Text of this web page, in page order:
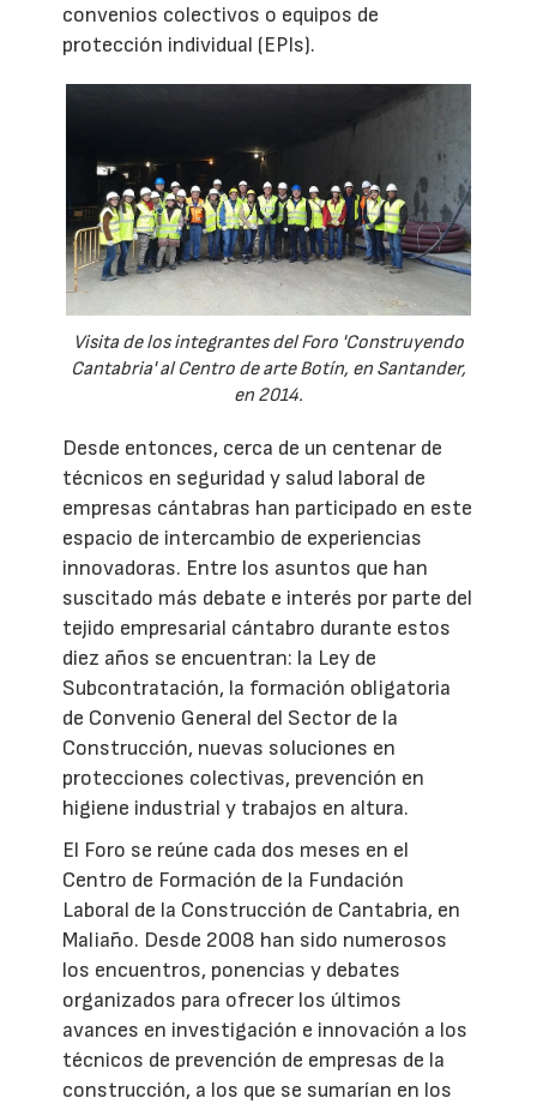
convenios colectivos o equipos de
protección individual (EPIs).
Visita de los integrantes del Foro 'Construyendo
Cantabria' al Centro de arte Botín, en Santander,
en 2014.
Desde entonces, cerca de un centenar de
técnicos en seguridad y salud laboral de
empresas cántabras han participado en este
espacio de intercambio de experiencias
innovadoras. Entre los asuntos que han
suscitado más debate e interés por parte del
tejido empresarial cántabro durante estos
diez años se encuentran: la Ley de
Subcontratación, la formación obligatoria
de Convenio General del Sector de la
Construcción, nuevas soluciones en
protecciones colectivas, prevención en
higiene industrial y trabajos en altura.
El Foro se reúne cada dos meses en el
Centro de Formación de la Fundación
Laboral de la Construcción de Cantabria, en
Maliaño. Desde 2008 han sido numerosos
los encuentros, ponencias y debates
organizados para ofrecer los últimos
avances en investigación e innovación a los
técnicos de prevención de empresas de la
construcción, a los que se sumarían en los